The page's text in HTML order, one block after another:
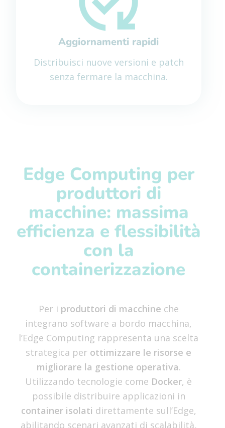
Aggiornamenti rapidi
Distribuisci nuove versioni e patch
senza fermare la macchina.
Edge Computing per
produttori di
macchine: massima
efficienza e flessibilità
con la
containerizzazione
Per i produttori di macchine che
integrano software a bordo macchina,
l’Edge Computing rappresenta una scelta
strategica per ottimizzare le risorse e
migliorare la gestione operativa.
Utilizzando tecnologie come Docker, è
possibile distribuire applicazioni in
container isolati direttamente sull’Edge,
abilitando scenari avanzati di scalabilità,